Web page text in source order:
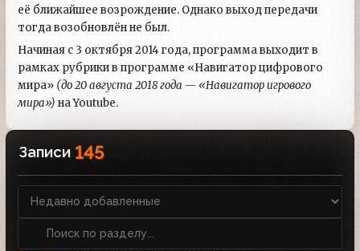
её ближайшее возрождение. Однако выход передачи
тогда возобновлён не был.
Начиная с 3 октября 2014 года, программа выходит в
рамках рубрики в программе «Навигатор цифрового
мира» (до 20 августа 2018 года — «Навигатор игрового
мира») на Youtube.
Записи 145